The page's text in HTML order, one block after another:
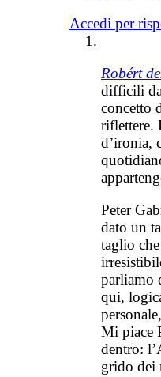
Accedi per
Robért
difficili
concetto
riflettere.
d’ironia,
Peter
dato un
taglio
parliamo
qui,
Mi piace
dentro:
grido dei